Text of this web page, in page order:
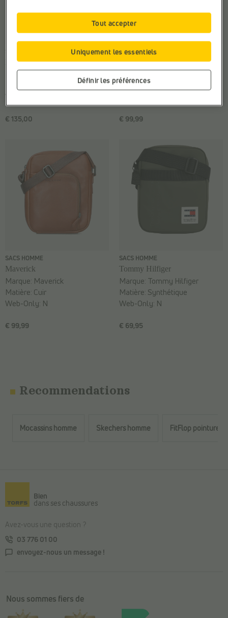
Maverick
€ 135,00
Marque:Maverick
Web-Only:
SACS HOMME
Maverick
€ 99,99
Marque:Maverick
Matière:Cuir
SACS HOMME
Maverick
€ 99,99
Marque: Maverick
Matière: Cuir
Web-Only: N
SACS HOMME
Tommy Hilfiger
€ 69,95
Marque: Tommy Hilfiger
Matière: Synthétique
Web-Only: N
Recommendations
Mocassins homme Skechers homme FitFlop pointure
Bien
dans ses chaussures
Avez-vous une question ?
03 776 01 00
envoyez-nous un message !
Nous sommes fiers de
Définir les préférences
Uniquement les essentiels
Tout accepter